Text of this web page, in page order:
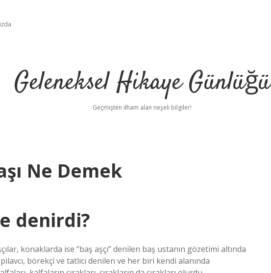
Geleneksel Hikaye Günlüğü
Geçmişten ilham alan neşeli bilgiler!
Ne Demek
denirdi?
konaklarda ise “baş aşçı” denilen baş ustanın gözetimi altında
börekçi ve tatlıcı denilen ve her biri kendi alanında